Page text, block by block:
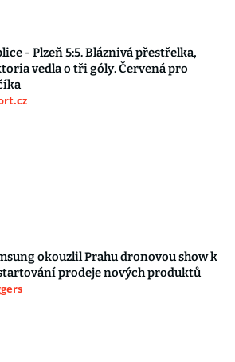
- Plzeň 5:5. Bláznivá přestřelka,
vedla o tři góly. Červená pro
okouzlil Prahu dronovou show k
prodeje nových produktů